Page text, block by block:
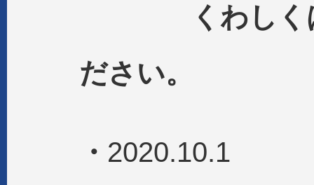
くわしくは、
ださい
・ 2020.10.1